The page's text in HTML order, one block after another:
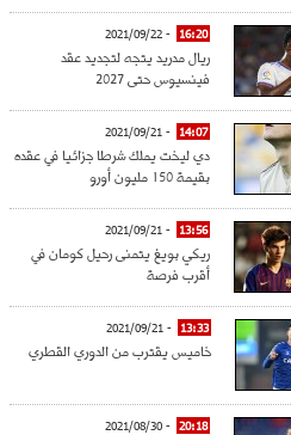
16:20
- 2021/09/22
ريال مدريد يتجه لتجديد عقد
فينسيوس حتى 2027
14:07
- 2021/09/21
دي ليخت يملك شرطا جزائيا في عقده
بقيمة 150 مليون أورو
13:56
- 2021/09/21
ريكي بويغ يتمنى رحيل كومان في
أقرب فرصة
13:33
- 2021/09/21
خاميس يقترب من الدوري القطري
20:18
- 2021/08/30